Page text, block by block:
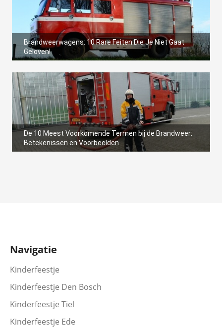
Brandweerwagens: 10 Rare Feiten Die Je Niet Gaat
Geloven!
De 10 Meest Voorkomende Termen bij de Brandweer:
Betekenissen en Voorbeelden
Navigatie
Kinderfeestje
Kinderfeestje Den Bosch
Kinderfeestje Tiel
Kinderfeestje Ede